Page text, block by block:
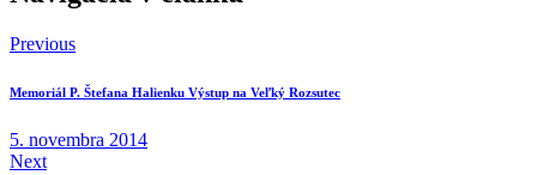
Previous
Memoriál P. Štefana Halienku Výstup na Veľký Rozsutec
5. novembra 2014
Next